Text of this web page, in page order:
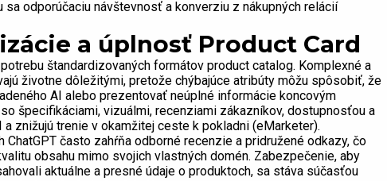
sa odporúčaciu návštevnosť a konverziu z nákupných relácií
a úplnosť Product Card
štandardizovaných formátov product catalog. Komplexné a
životne dôležitými, pretože chýbajúce atribúty môžu spôsobiť, že
AI alebo prezentovať neúplné informácie koncovým
špecifikáciami, vizuálmi, recenziami zákazníkov, dostupnosťou a
znižujú trenie v okamžitej ceste k pokladni (eMarketer).
ChatGPT často zahŕňa odborné recenzie a pridružené odkazy, čo
obsahu mimo svojich vlastných domén. Zabezpečenie, aby
aktuálne a presné údaje o produktoch, sa stáva súčasťou